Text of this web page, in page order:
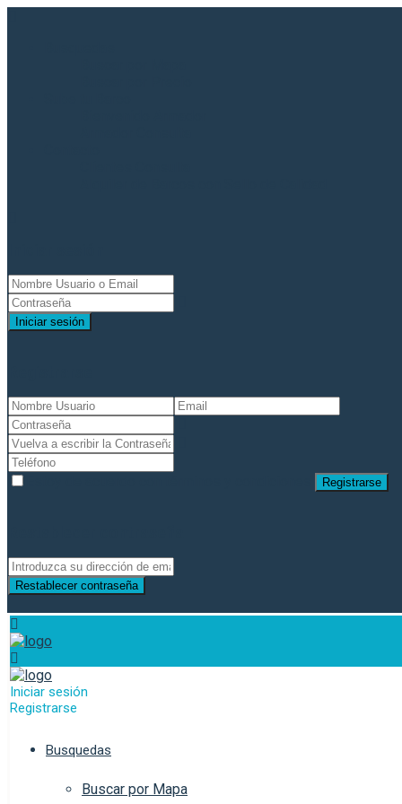
Iniciar sesión
Registrarse
Restablecer contraseña
Iniciar sesión
Registrarse
Busquedas
Buscar por Mapa